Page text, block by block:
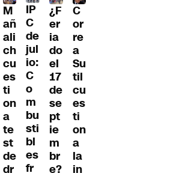
M
añ
ali
ch
cu
es
ti
on
a
te
st
de
dr
IP
C
de
jul
io:
C
o
m
bu
sti
bl
es
fr
¿F
er
ia
do
el
17
de
se
pt
ie
m
br
e?
C
or
re
a
Su
til
cu
es
ti
on
a
la
in